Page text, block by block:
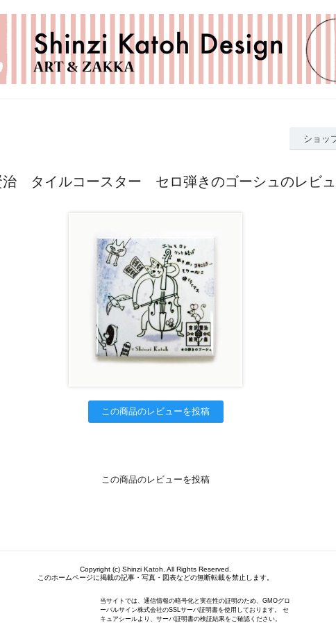
ショッ
治 タイルコースター セロ弾きのゴーシュのレビ
この商品のレビューを投稿
この商品のレビューを投稿
Copyright (c) Shinzi Katoh. All Rights Reserved.
このホームページに掲載の記事・写真・図表などの無断転載を禁止します。
当サイトでは、通信情報の暗号化と実在性の証明のため、GMOグロ
ーバルサイン株式会社のSSLサーバ証明書を使用しております。 セ
キュアシールより、サーバ証明書の検証結果をご確認ください。